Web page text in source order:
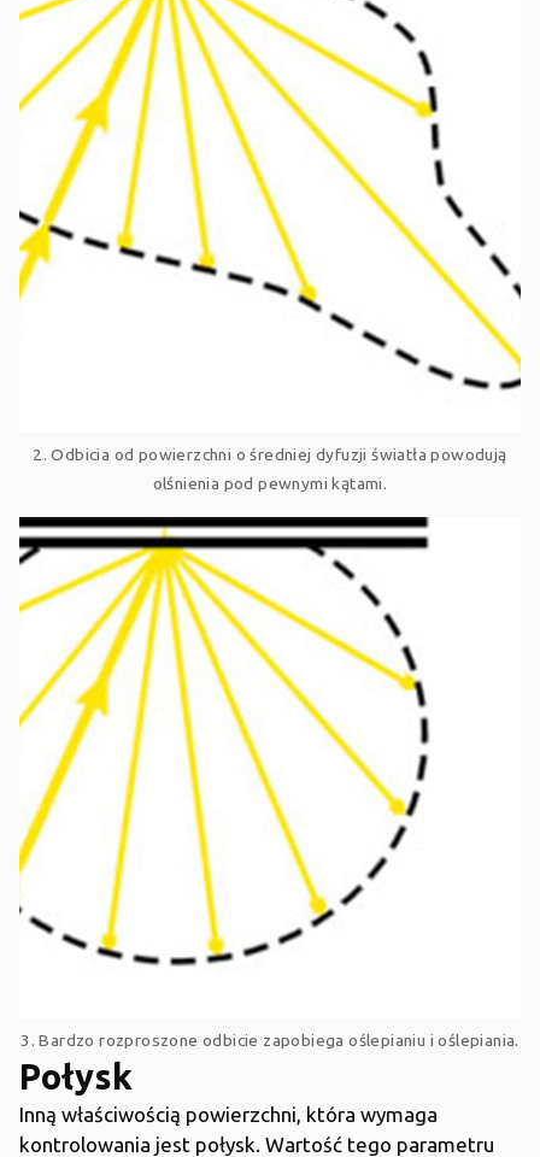
2. Odbicia od powierzchni o średniej dyfuzji światła powodują
olśnienia pod pewnymi kątami.
3. Bardzo rozproszone odbicie zapobiega oślepianiu i oślepiania.
Połysk
Inną właściwością powierzchni, która wymaga
kontrolowania jest połysk. Wartość tego parametru